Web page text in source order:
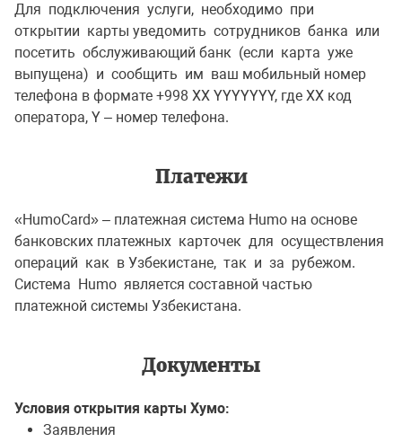
Для подключения услуги, необходимо при
открытии карты уведомить сотрудников банка или
посетить обслуживающий банк (если карта уже
выпущена) и сообщить им ваш мобильный номер
телефона в формате +998 ХХ YYYYYYY, где ХХ код
оператора, Y – номер телефона.
Платежи
«HumoCard» – платежная система Humo на основе
банковских платежных карточек для осуществления
операций как в Узбекистане, так и за рубежом.
Система Humo является составной частью
платежной системы Узбекистана.
Документы
Условия открытия карты Хумо:
Заявления